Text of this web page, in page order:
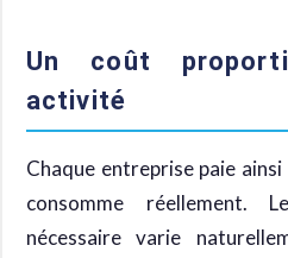
Un coût
activité
Chaque entreprise paie
consomme réellement.
nécessaire varie